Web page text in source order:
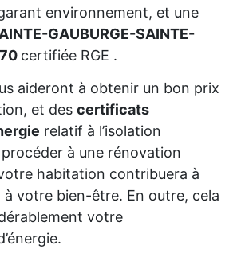
environnement, et une
GAUBURGE-SAINTE-
certifiée RGE .
aideront à obtenir un bon prix
et des certificats
relatif à l’isolation
à une rénovation
habitation contribuera à
votre bien-être. En outre, cela
votre